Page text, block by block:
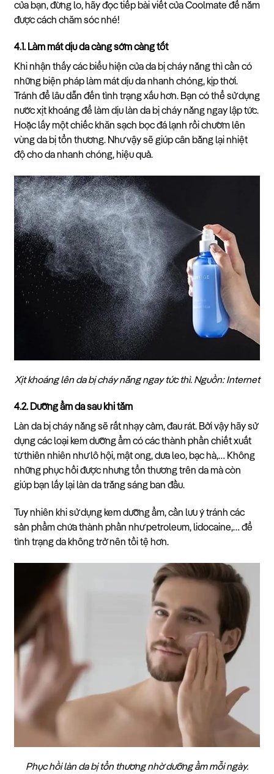
của bạn, đừng lo, hãy đọc tiếp bài viết của Coolmate để nắm
được cách chăm sóc nhé!
4.1. Làm mát dịu da càng sớm càng tốt
Khi nhận thấy các biểu hiện của da bị cháy nắng thì cần có
những biện pháp làm mát dịu da nhanh chóng, kịp thời.
Tránh để lâu dẫn đến tình trạng xấu hơn. Bạn có thể sử dụng
nước xịt khoáng để làm dịu làn da bị cháy nắng ngay lập tức.
Hoặc lấy một chiếc khăn sạch bọc đá lạnh rồi chườm lên
vùng da bị tổn thương. Như vậy sẽ giúp cân bằng lại nhiệt
độ cho da nhanh chóng, hiệu quả.
Xịt khoáng lên da bị cháy nắng ngay tức thì. Nguồn: Internet
4.2. Dưỡng ẩm da sau khi tắm
Làn da bị cháy nắng sẽ rất nhạy cảm, đau rát. Bởi vậy hãy sử
dụng các loại kem dưỡng ẩm có các thành phần chiết xuất
từ thiên nhiên như lô hội, mật ong, dưa leo, bạc hà,… Không
những phục hồi được nhưng tổn thương trên da mà còn
giúp bạn lấy lại làn da trắng sáng ban đầu.
Tuy nhiên khi sử dụng kem dưỡng ẩm, cần lưu ý tránh các
sản phẩm chứa thành phần như petroleum, lidocaine,… để
tình trạng da không trở nên tồi tệ hơn.
Phục hồi làn da bị tổn thương nhờ dưỡng ẩm mỗi ngày.